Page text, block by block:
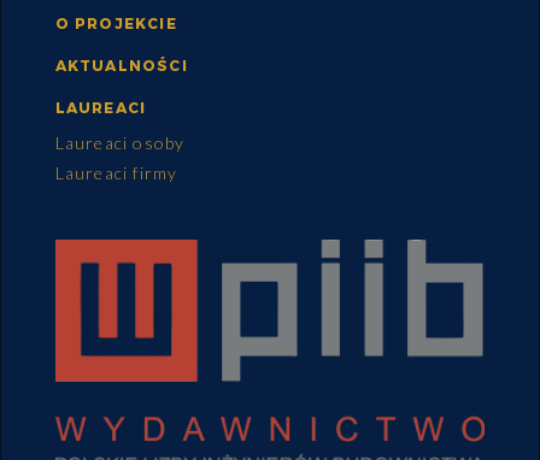
O PROJEKCIE
AKTUALNOŚCI
LAUREACI
Laureaci osoby
Laureaci firmy